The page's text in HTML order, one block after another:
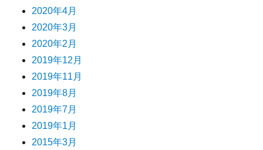
2020年4月
2020年3月
2020年2月
2019年12月
2019年11月
2019年8月
2019年7月
2019年1月
2015年3月